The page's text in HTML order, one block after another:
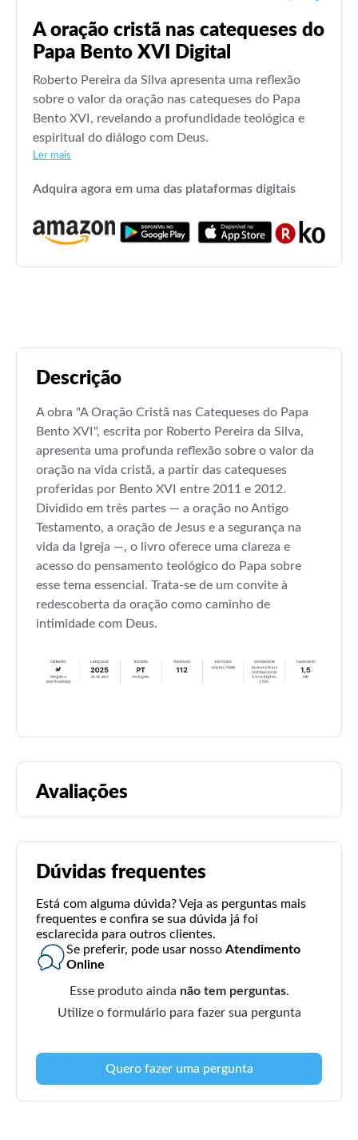
A oração cristã nas catequeses do
Papa Bento XVI Digital
Roberto Pereira da Silva apresenta uma reflexão
sobre o valor da oração nas catequeses do Papa
Bento XVI, revelando a profundidade teológica e
espiritual do diálogo com Deus.
Ler mais
Adquira agora em uma das plataformas digitais
Descrição
A obra "A Oração Cristã nas Catequeses do Papa
Bento XVI", escrita por Roberto Pereira da Silva,
apresenta uma profunda reflexão sobre o valor da
oração na vida cristã, a partir das catequeses
proferidas por Bento XVI entre 2011 e 2012.
Dividido em três partes — a oração no Antigo
Testamento, a oração de Jesus e a segurança na
vida da Igreja —, o livro oferece uma clareza e
acesso do pensamento teológico do Papa sobre
esse tema essencial. Trata-se de um convite à
redescoberta da oração como caminho de
intimidade com Deus.
Avaliações
Dúvidas frequentes
Está com alguma dúvida? Veja as perguntas mais
frequentes e confira se sua dúvida já foi
esclarecida para outros clientes.
Se preferir, pode usar nosso Atendimento
Online
Esse produto ainda não tem perguntas.
Utilize o formulário para fazer sua pergunta
Quero fazer uma pergunta